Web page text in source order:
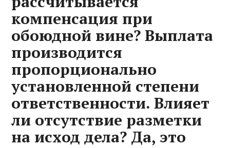
компенсация при
обоюдной вине? Выплата
производится
пропорционально
установленной степени
ответственности. Влияет
ли отсутствие разметки
на исход дела? Да, это